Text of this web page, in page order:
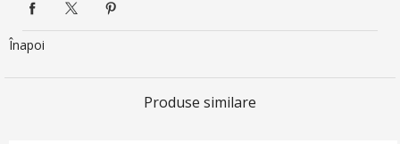
Înapoi
Produse similare